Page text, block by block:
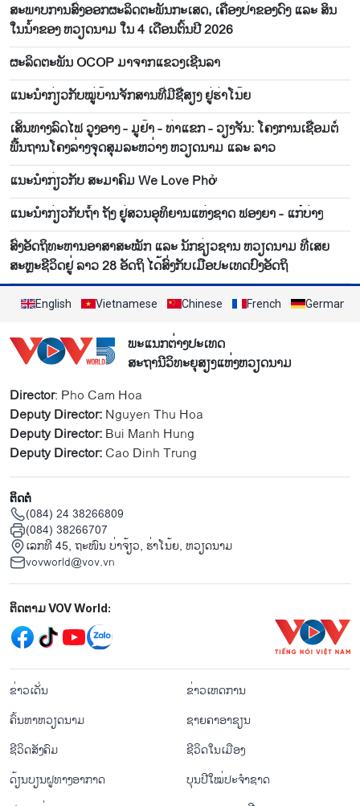
ສະ​ພາບ​ການ​ສົ່ງ​ອອກ​ຜະ​ລິ​ດ​ຕະ​ພັນ​ກະ​ເສດ, ເຄື່ອງ​ປ່າ​ຂອງ​ດົງ ແລະ ສິນ​
ໃນ​ນ້ຳ​ຂອງ ຫວຽດ​ນາມ ​ໃນ​ 4 ເດືອນ​ຕົ້ນ​ປີ 2026
​ຜ​ະ​ລິດ​ຕະ​ພັນ OCOP ມາ​ຈາກ​ແຂວງເຊີນ​ລາ
ແນະ​ນຳ​ກ່ຽວ​ກັບ​ໝູ່​ບ້ານ​ຈັກ​ສານ​ທີ່​ມີ​ຊື່​ສຽງ ຢູ່​ຮ່າ​ໂນ້ຍ
ເສັ້ນທາງລົດໄຟ ວູງອາງ - ມູຢ້າ - ທ່າແຂກ - ວຽງຈັນ: ໂຄງການເຊື່ອມຕໍ່
ພື້ນຖານໂຄງລ່າງຈຸດສຸມລະຫວ່າງ ຫວຽດນາມ ແລະ ລາວ
ແນະ​ນຳ​ກ່ຽວ​ກັບ​ ສະ​ມາ​ຄົມ We Love Phở
ແນະ​ນຳ​ກ່ຽວ​ກັບ​ຖ້ຳ ຖັງ ຢູ່​ສວນ​ອຸ​ທິຍ​ານ​ແຫ່ງ​ຊາດ ຟອງ​ຍາ - ແກ໋​ບ່າງ
ສົ່ງອັດຖິທະຫານອາສາສະໝັກ ແລະ ນັກຊ່ຽວຊານ ຫວຽດນາມ ທີ່ເສຍ
ສະຫຼະຊີວິດຢູ່ ລາວ 28 ອັດຖິ ໄດ້ສົ່ງກັບເມືອປະເທດປົງອັດຖິ
English Vietnamese Chinese French German
ພະແນກຕ່າງປະເທດ
ສະຖານີວິທະຍຸສຽງແຫ່ງຫວຽດນາມ
Director: Pho Cam Hoa
Deputy Director:Nguyen Thu Hoa
Deputy Director:Bui Manh Hung
Deputy Director:Cao Dinh Trung
ຕິດຕໍ່
(084) 24 38266809
(084) 38266707
ເລກທີ 45, ຖະໜົນ ບ່າ​ຈ້ຽວ, ຮ່າ​ໂນ້ຍ, ຫວຽດນາມ
vovworld@vov.vn
Mạng xã hội
ຕິດຕາມ VOV World:
menu footer tiếng Lào
ຂ່າວເດັ່ນ
ຂ່າວເຫດການ
ຄົ້ນຫາຫວຽດນາມ
ຊາຍຄາອາຊຽນ
ຊີ​ວິດ​ສັງ​ຄົມ
ຊີ​ວິດ​ໃນ​ເມືອງ
ດ້ຽນບຽນ​ຝູທາງ​ອາກາດ
ບຸນປີໃໝ່ປະຈຳຊາດ